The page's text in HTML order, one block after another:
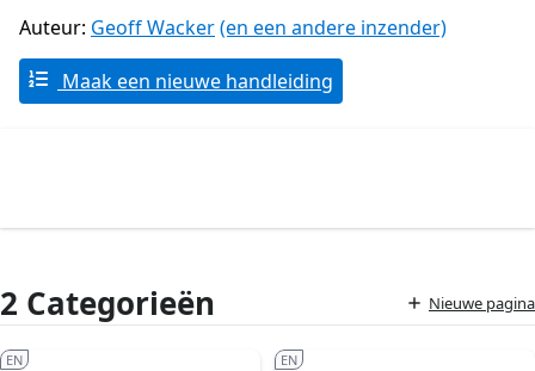
Auteur: Geoff Wacker(en een andere inzender)
Maak een nieuwe handleiding
2 Categorieën Nieuwe pagina
EN EN